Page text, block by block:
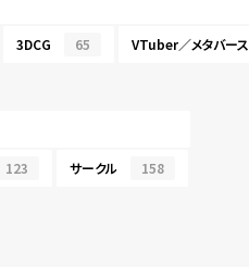
3DCG 65 VTuber／メタバース
123 サークル 158